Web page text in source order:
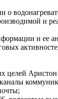
о
и
и ее
целей Аристон